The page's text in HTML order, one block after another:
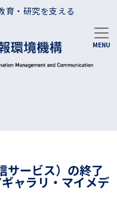
育・研究を支える
ービス）の終了
ャラリ・マイメデ